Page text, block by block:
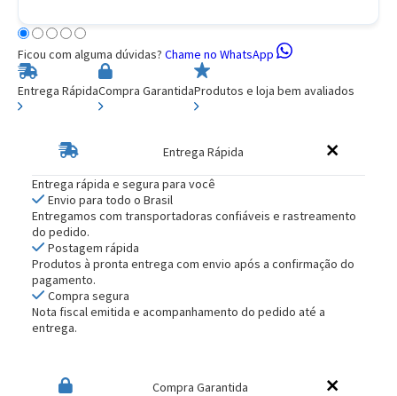
Ficou com alguma dúvidas? Chame no WhatsApp
Entrega RápidaCompra GarantidaProdutos e loja bem avaliados
Entrega Rápida
Entrega rápida e segura para você
Envio para todo o Brasil
Entregamos com transportadoras confiáveis e rastreamento
do pedido.
Postagem rápida
Produtos à pronta entrega com envio após a confirmação do
pagamento.
Compra segura
Nota fiscal emitida e acompanhamento do pedido até a
entrega.
Compra Garantida